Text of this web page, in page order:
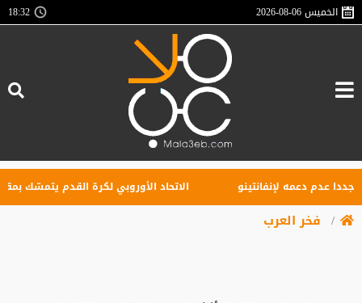
الخميس2026-08-06
18:32
دعمه لإنفانتينو الاتحاد الأوروبي لكرة القدم يتمسّك
فخر العرب